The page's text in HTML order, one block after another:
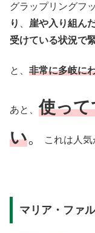
グラップリングフ
り
崖や入り組ん
受けている状況で
と、 非常に多岐に
あと、使っ
い。 これは人
マリア・ファ